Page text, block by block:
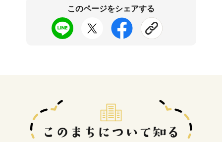
このページをシェアする